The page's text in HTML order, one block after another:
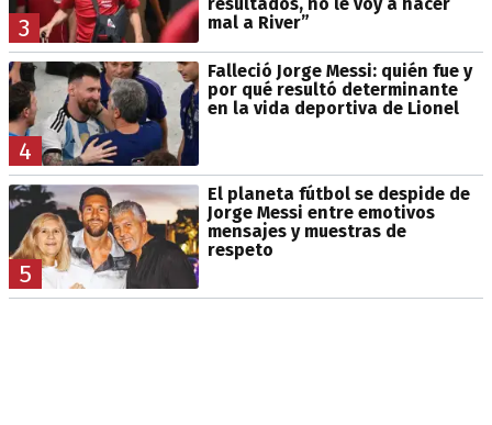
3
mal a River”
4
Falleció Jorge Messi: quién fue y
por qué resultó determinante
en la vida deportiva de Lionel
5
El planeta fútbol se despide de
Jorge Messi entre emotivos
mensajes y muestras de
respeto